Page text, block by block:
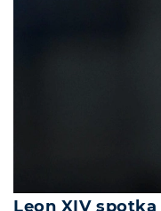
Leon XIV